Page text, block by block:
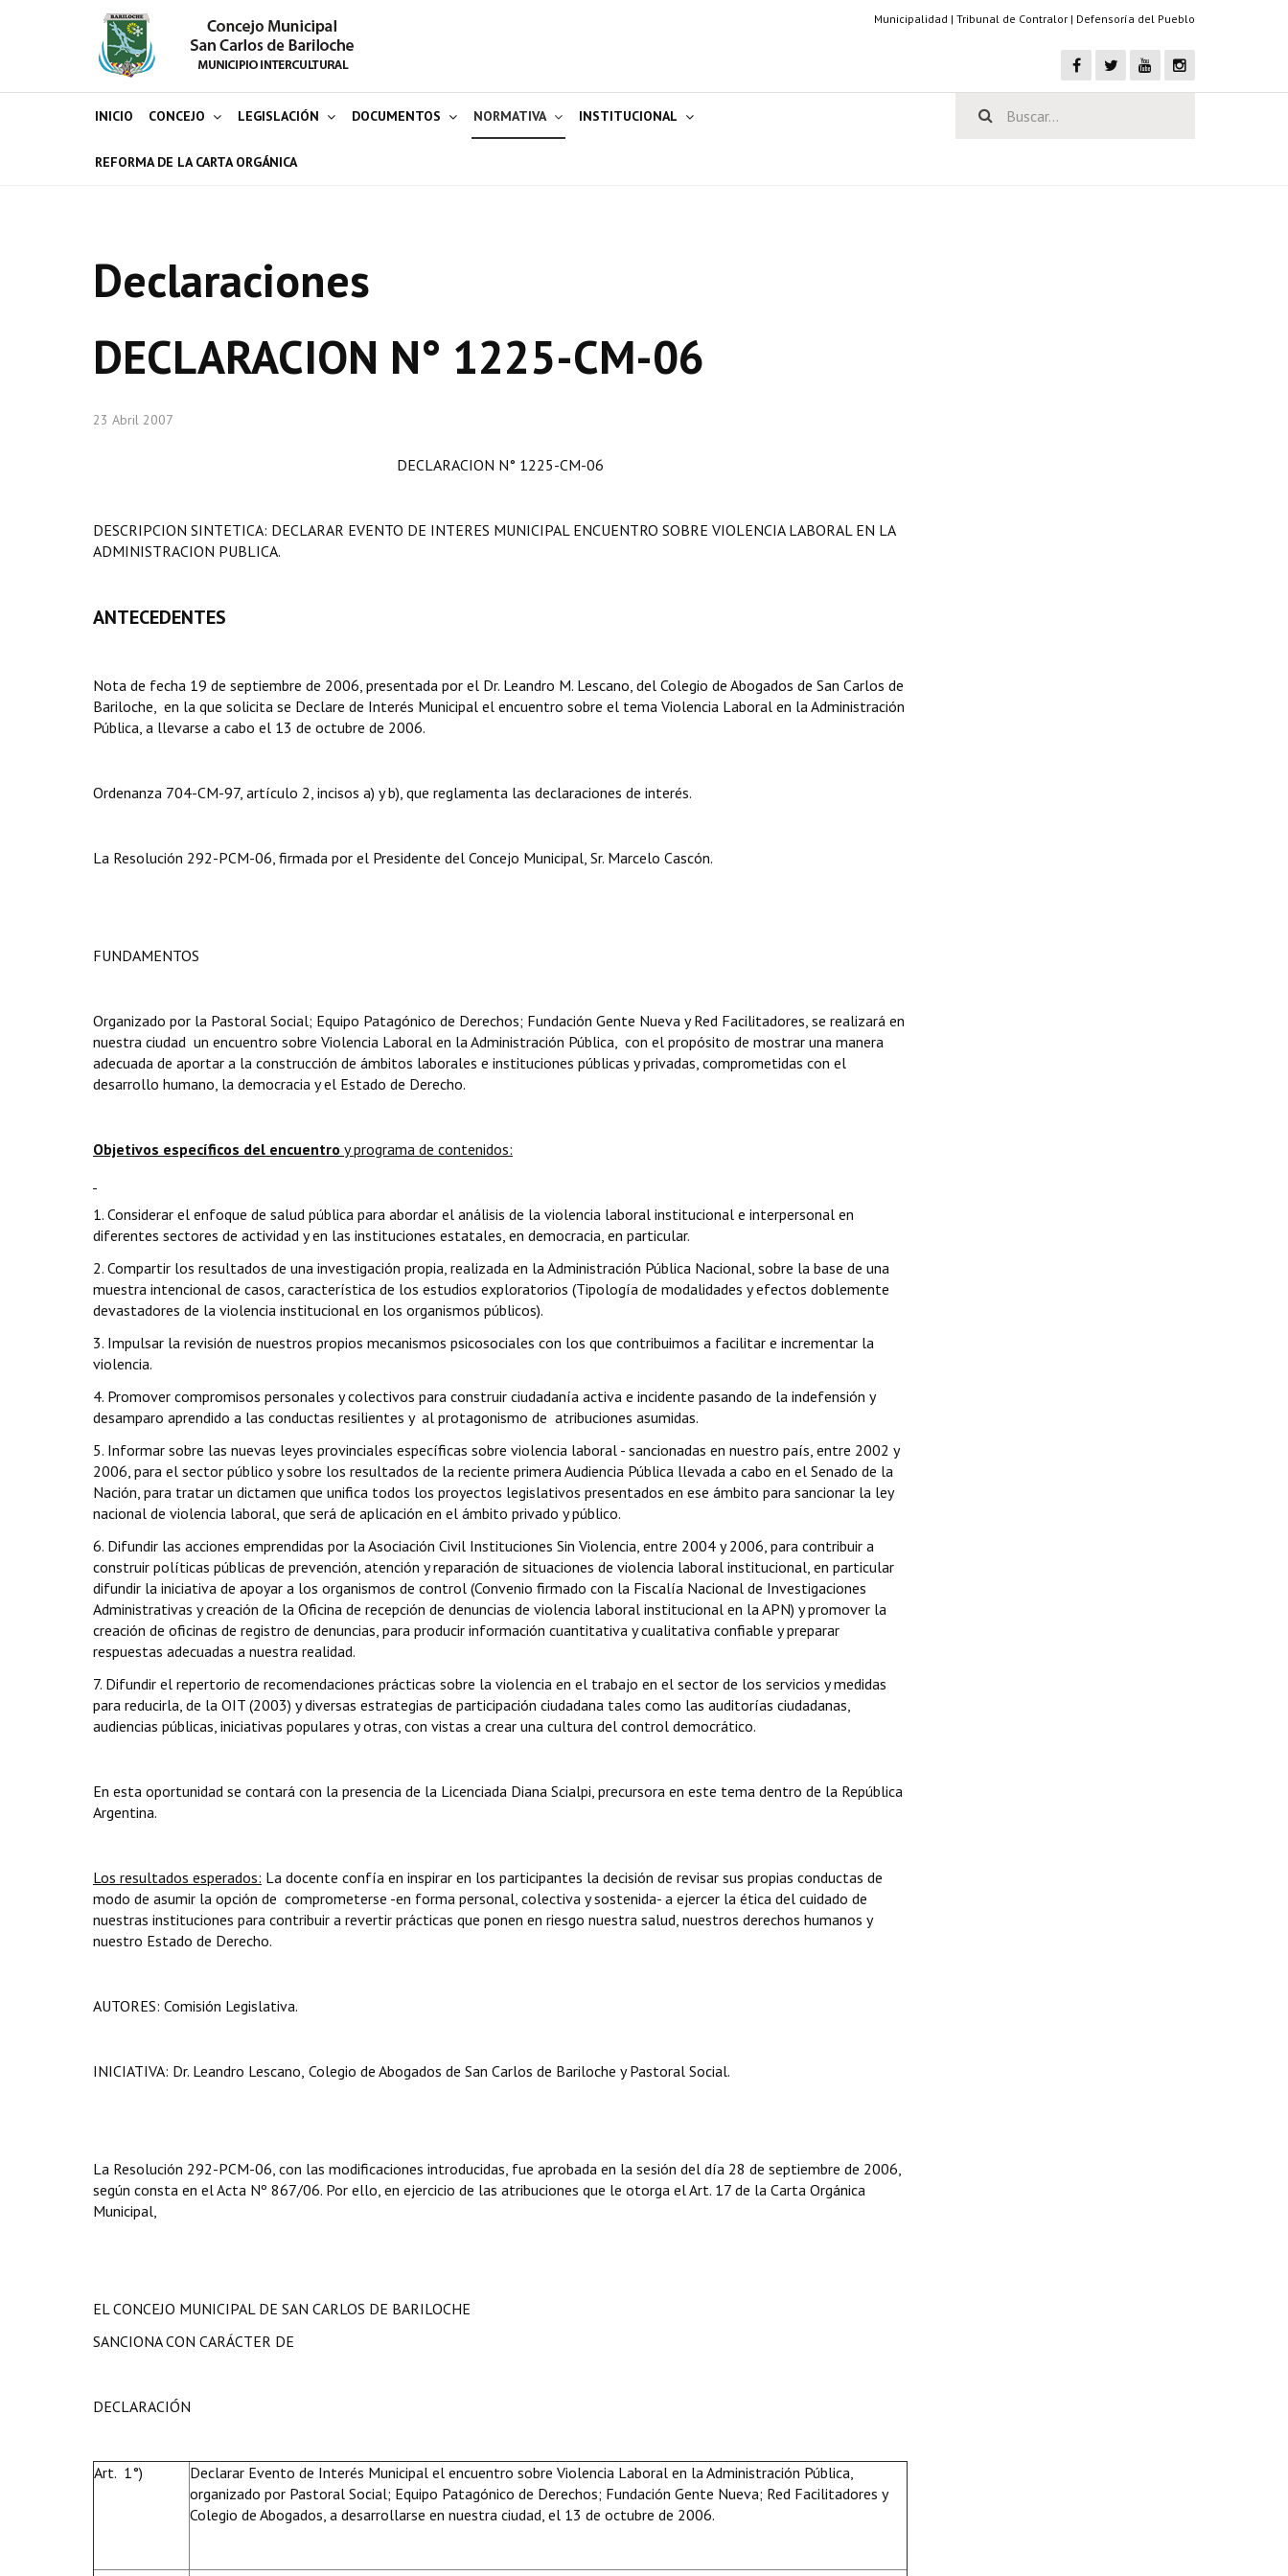
Municipalidad | Tribunal de Contralor | Defensoría del Pueblo
INICIO CONCEJO LEGISLACIÓN DOCUMENTOS NORMATIVA INSTITUCIONAL
REFORMA DE LA CARTA ORGÁNICA
Declaraciones
DECLARACION N° 1225-CM-06
23 Abril 2007
DECLARACION N° 1225-CM-06
DESCRIPCION SINTETICA: DECLARAR EVENTO DE INTERES MUNICIPAL ENCUENTRO SOBRE VIOLENCIA LABORAL EN LA
ADMINISTRACION PUBLICA.
ANTECEDENTES
Nota de fecha 19 de septiembre de 2006, presentada por el Dr. Leandro M. Lescano, del Colegio de Abogados de San Carlos de
Bariloche, en la que solicita se Declare de Interés Municipal el encuentro sobre el tema Violencia Laboral en la Administración
Pública, a llevarse a cabo el 13 de octubre de 2006.
Ordenanza 704-CM-97, artículo 2, incisos a) y b), que reglamenta las declaraciones de interés.
La Resolución 292-PCM-06, firmada por el Presidente del Concejo Municipal, Sr. Marcelo Cascón.
FUNDAMENTOS
Organizado por la Pastoral Social; Equipo Patagónico de Derechos; Fundación Gente Nueva y Red Facilitadores, se realizará en
nuestra ciudad un encuentro sobre Violencia Laboral en la Administración Pública, con el propósito de mostrar una manera
adecuada de aportar a la construcción de ámbitos laborales e instituciones públicas y privadas, comprometidas con el
desarrollo humano, la democracia y el Estado de Derecho.
Objetivos específicos del encuentro y programa de contenidos:
1. Considerar el enfoque de salud pública para abordar el análisis de la violencia laboral institucional e interpersonal en
diferentes sectores de actividad y en las instituciones estatales, en democracia, en particular.
2. Compartir los resultados de una investigación propia, realizada en la Administración Pública Nacional, sobre la base de una
muestra intencional de casos, característica de los estudios exploratorios (Tipología de modalidades y efectos doblemente
devastadores de la violencia institucional en los organismos públicos).
3. Impulsar la revisión de nuestros propios mecanismos psicosociales con los que contribuimos a facilitar e incrementar la
violencia.
4. Promover compromisos personales y colectivos para construir ciudadanía activa e incidente pasando de la indefensión y
desamparo aprendido a las conductas resilientes y al protagonismo de atribuciones asumidas.
5. Informar sobre las nuevas leyes provinciales específicas sobre violencia laboral - sancionadas en nuestro país, entre 2002 y
2006, para el sector público y sobre los resultados de la reciente primera Audiencia Pública llevada a cabo en el Senado de la
Nación, para tratar un dictamen que unifica todos los proyectos legislativos presentados en ese ámbito para sancionar la ley
nacional de violencia laboral, que será de aplicación en el ámbito privado y público.
6. Difundir las acciones emprendidas por la Asociación Civil Instituciones Sin Violencia, entre 2004 y 2006, para contribuir a
construir políticas públicas de prevención, atención y reparación de situaciones de violencia laboral institucional, en particular
difundir la iniciativa de apoyar a los organismos de control (Convenio firmado con la Fiscalía Nacional de Investigaciones
Administrativas y creación de la Oficina de recepción de denuncias de violencia laboral institucional en la APN) y promover la
creación de oficinas de registro de denuncias, para producir información cuantitativa y cualitativa confiable y preparar
respuestas adecuadas a nuestra realidad.
7. Difundir el repertorio de recomendaciones prácticas sobre la violencia en el trabajo en el sector de los servicios y medidas
para reducirla, de la OIT (2003) y diversas estrategias de participación ciudadana tales como las auditorías ciudadanas,
audiencias públicas, iniciativas populares y otras, con vistas a crear una cultura del control democrático.
En esta oportunidad se contará con la presencia de la Licenciada Diana Scialpi, precursora en este tema dentro de la República
Argentina.
Los resultados esperados: La docente confía en inspirar en los participantes la decisión de revisar sus propias conductas de
modo de asumir la opción de comprometerse -en forma personal, colectiva y sostenida- a ejercer la ética del cuidado de
nuestras instituciones para contribuir a revertir prácticas que ponen en riesgo nuestra salud, nuestros derechos humanos y
nuestro Estado de Derecho.
AUTORES: Comisión Legislativa.
INICIATIVA: Dr. Leandro Lescano, Colegio de Abogados de San Carlos de Bariloche y Pastoral Social.
La Resolución 292-PCM-06, con las modificaciones introducidas, fue aprobada en la sesión del día 28 de septiembre de 2006,
según consta en el Acta Nº 867/06. Por ello, en ejercicio de las atribuciones que le otorga el Art. 17 de la Carta Orgánica
Municipal,
EL CONCEJO MUNICIPAL DE SAN CARLOS DE BARILOCHE
SANCIONA CON CARÁCTER DE
DECLARACIÓN
Art. 1°)
Declarar Evento de Interés Municipal el encuentro sobre Violencia Laboral en la Administración Pública,
organizado por Pastoral Social; Equipo Patagónico de Derechos; Fundación Gente Nueva; Red Facilitadores y
Colegio de Abogados, a desarrollarse en nuestra ciudad, el 13 de octubre de 2006.